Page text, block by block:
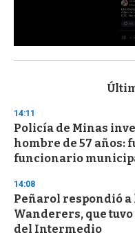
s
d
s
o
f
3
s
e
c
o
n
14:11
Policía de Minas
hombre de 57 años:
funcionario
14:08
Peñarol respondió
Wanderers, que
del Intermedio